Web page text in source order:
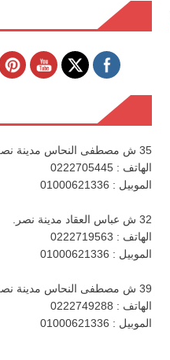
35 ش مصطفى النحاس مدينة نصر.
الهاتف : 0222705445
الموبيل : 01000621336
32 ش عباس العقاد مدينة نصر.
الهاتف : 0222719563
الموبيل : 01000621336
39 ش مصطفى النحاس مدينة نصر.
الهاتف : 0222749288
الموبيل : 01000621336